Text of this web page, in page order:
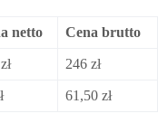
netto Cena brutto
246 zł
61,50 zł